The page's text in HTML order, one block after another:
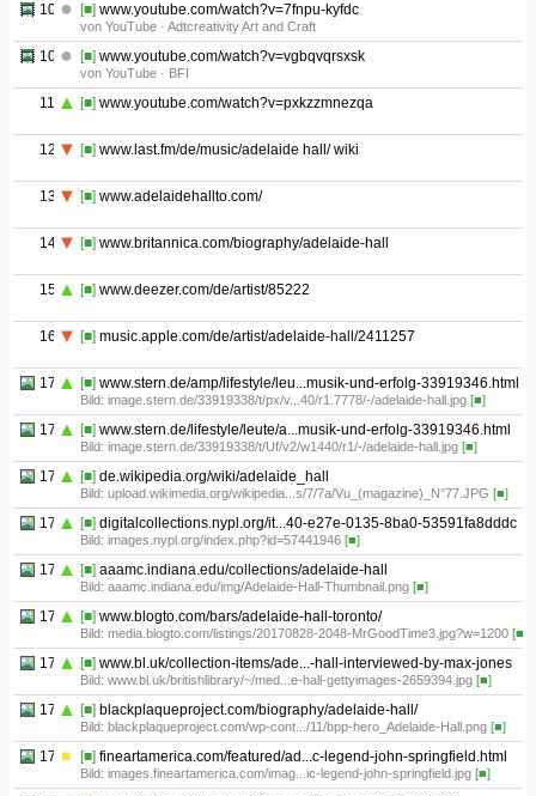
10.02 [■] www.youtube.com/watch?v=7fnpu-kyfdc
von YouTube · Adtcreativity Art and Craft
10.03 [■] www.youtube.com/watch?v=vgbqvqrsxsk
von YouTube · BFI
11 [■] www.youtube.com/watch?v=pxkzzmnezqa
12 [■] www.last.fm/de/music/adelaide hall/ wiki
13 [■] www.adelaidehallto.com/
14 [■] www.britannica.com/biography/adelaide-hall
15 [■] www.deezer.com/de/artist/85222
16 [■] music.apple.com/de/artist/adelaide-hall/2411257
17.01 [■] www.stern.de/amp/lifestyle/leu...musik-und-erfolg-33919346.html
Bild: image.stern.de/33919338/t/px/v...40/r1.7778/-/adelaide-hall.jpg [■]
17.02 [■] www.stern.de/lifestyle/leute/a...musik-und-erfolg-33919346.html
Bild: image.stern.de/33919338/t/Uf/v2/w1440/r1/-/adelaide-hall.jpg [■]
17.03 [■] de.wikipedia.org/wiki/adelaide_hall
Bild: upload.wikimedia.org/wikipedia...s/7/7a/Vu_(magazine)_N°77.JPG [■]
17.04 [■] digitalcollections.nypl.org/it...40-e27e-0135-8ba0-53591fa8dddc
Bild: images.nypl.org/index.php?id=57441946 [■]
17.05 [■] aaamc.indiana.edu/collections/adelaide-hall
Bild: aaamc.indiana.edu/img/Adelaide-Hall-Thumbnail.png [■]
17.06 [■] www.blogto.com/bars/adelaide-hall-toronto/
Bild: media.blogto.com/listings/20170828-2048-MrGoodTime3.jpg?w=1200 [■]
17.07 [■] www.bl.uk/collection-items/ade...-hall-interviewed-by-max-jones
Bild: www.bl.uk/britishlibrary/~/med...e-hall-gettyimages-2659394.jpg [■]
17.08 [■] blackplaqueproject.com/biography/adelaide-hall/
Bild: blackplaqueproject.com/wp-cont.../11/bpp-hero_Adelaide-Hall.png [■]
17.09 [■] fineartamerica.com/featured/ad...c-legend-john-springfield.html
Bild: images.fineartamerica.com/imag...ic-legend-john-springfield.jpg [■]